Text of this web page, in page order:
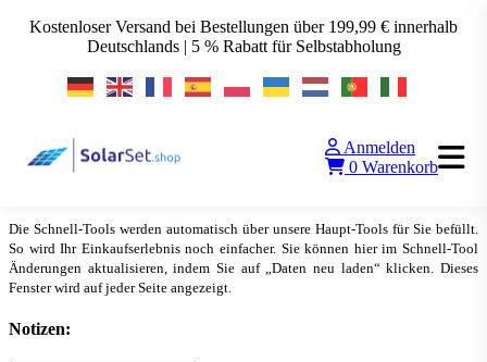
SolarSet QUICK-TOOL
▲
Die Schnell-Tools werden automatisch über unsere Haupt-Tools für Sie befüllt.
So wird Ihr Einkaufserlebnis noch einfacher. Sie können hier im Schnell-Tool
Änderungen aktualisieren, indem Sie auf „Daten neu laden“ klicken. Dieses
Fenster wird auf jeder Seite angezeigt.
Notizen:
Kostenloser Versand bei Bestellungen über 199,99 € innerhalb
Deutschlands | 5 % Rabatt für Selbstabholung
Anmelden
0 Warenkorb